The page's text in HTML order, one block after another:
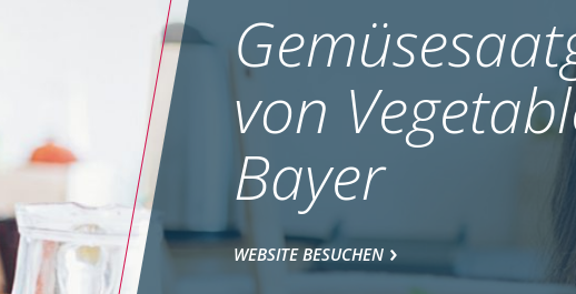
von
Bayer
WEBSITE BESUCHEN